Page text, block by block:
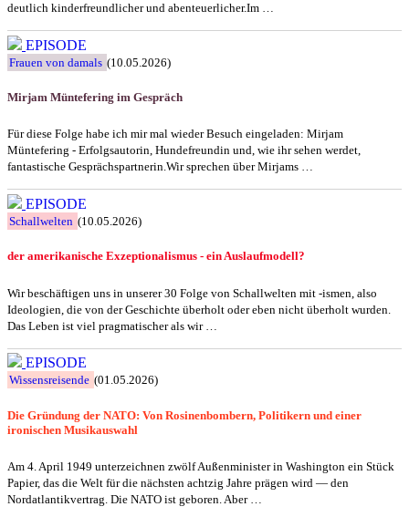
deutlich kinderfreundlicher und abenteuerlicher.Im …
EPISODE
Frauen von damals (10.05.2026)
Mirjam Müntefering im Gespräch
Für diese Folge habe ich mir mal wieder Besuch eingeladen: Mirjam
Müntefering - Erfolgsautorin, Hundefreundin und, wie ihr sehen werdet,
fantastische Gesprächspartnerin.Wir sprechen über Mirjams …
EPISODE
Schallwelten (10.05.2026)
der amerikanische Exzeptionalismus - ein Auslaufmodell?
Wir beschäftigen uns in unserer 30 Folge von Schallwelten mit -ismen, also
Ideologien, die von der Geschichte überholt oder eben nicht überholt wurden.
Das Leben ist viel pragmatischer als wir …
EPISODE
Wissensreisende (01.05.2026)
Die Gründung der NATO: Von Rosinenbombern, Politikern und einer
ironischen Musikauswahl
Am 4. April 1949 unterzeichnen zwölf Außenminister in Washington ein Stück
Papier, das die Welt für die nächsten achtzig Jahre prägen wird — den
Nordatlantikvertrag. Die NATO ist geboren. Aber …